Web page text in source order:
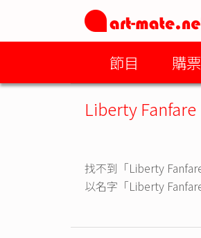
節目 購票
Liberty Fanfare
找不到「Liberty
以名字「Liberty